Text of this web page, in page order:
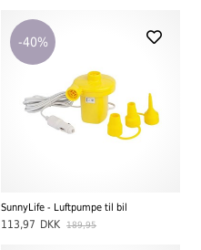
-40%
SunnyLife - Luftpumpe til bil
113,97 DKK 189,95